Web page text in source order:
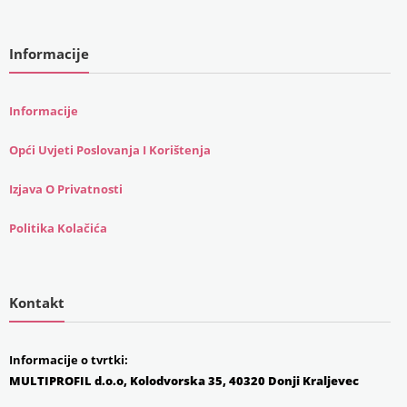
Informacije
Informacije
Opći Uvjeti Poslovanja I Korištenja
Izjava O Privatnosti
Politika Kolačića
Kontakt
Informacije o tvrtki:
MULTIPROFIL d.o.o, Kolodvorska 35, 40320 Donji Kraljevec